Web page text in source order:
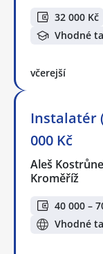
32 000 Kč
Vhodné
včerejší
Instalatér
000 Kč
Aleš
Kroměříž
40 000 –
Vhodné